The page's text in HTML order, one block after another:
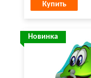
Купить
Новинка